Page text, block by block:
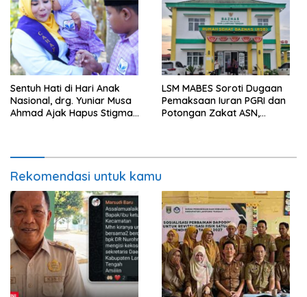
Pelanggaran UU ITE
Sentuh Hati di Hari Anak
Nasional, drg. Yuniar Musa
Ahmad Ajak Hapus Stigma
LSM MABES Soroti Dugaan
Pemaksaan Iuran PGRI dan
Potongan Zakat ASN,
Rekomendasi untuk kamu